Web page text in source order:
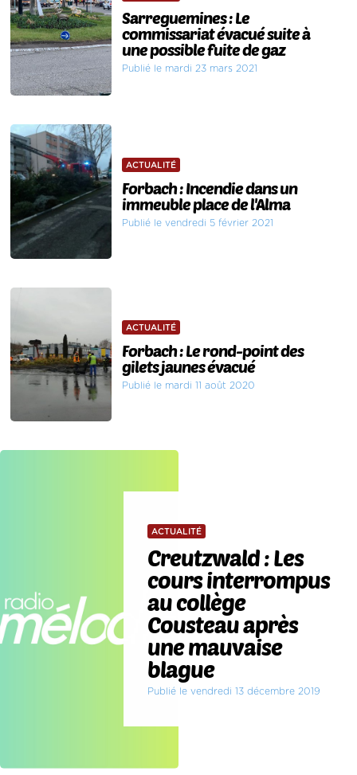
Sarreguemines : Le
commissariat évacué suite à
une possible fuite de gaz
Publié le mardi 23 mars 2021
ACTUALITÉ
Forbach : Incendie dans un
immeuble place de l'Alma
Publié le vendredi 5 février 2021
ACTUALITÉ
Forbach : Le rond-point des
gilets jaunes évacué
Publié le mardi 11 août 2020
ACTUALITÉ
Creutzwald : Les
cours interrompus
au collège
Cousteau après
une mauvaise
blague
Publié le vendredi 13 décembre 2019